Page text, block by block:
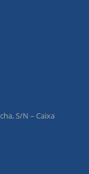
S/N – Caixa